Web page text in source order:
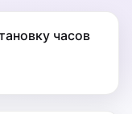
часов